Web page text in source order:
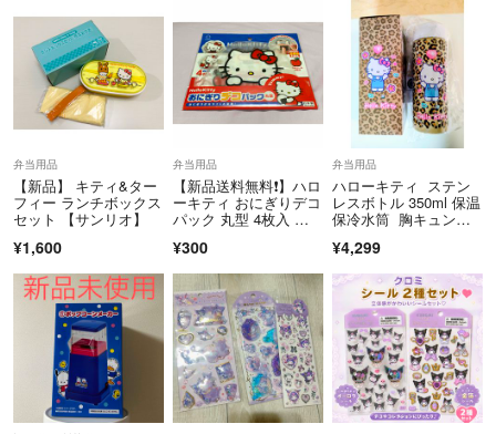
高校生
女の子
女子
日用品
雑貨
新学期
新入学
まとめ売り
セット販売
ランチグッズ
弁当用品
【新品】 キティ&ター
フィー ランチボックス
セット 【サンリオ】
¥1,600
弁当用品
【新品送料無料❗️】ハロ
ーキティ おにぎりデコ
パック 丸型 4枚入 お
¥300
弁当用品
ハローキティ ステン
レスボトル 350ml 保温
保冷水筒 胸キュンメ
¥4,299